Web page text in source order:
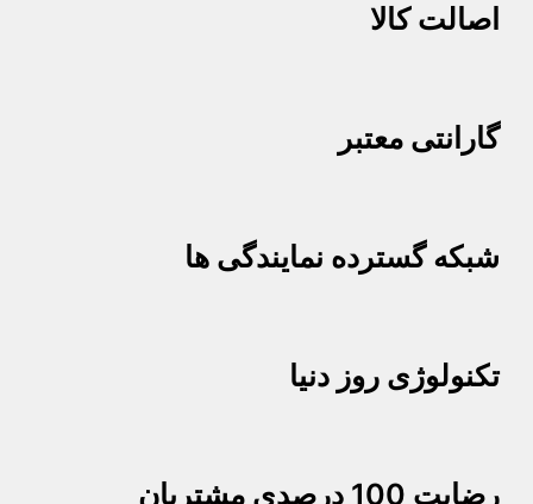
اصالت کالا
گارانتی معتبر
شبکه گسترده نمایندگی ها
تکنولوژی روز دنیا
رضایت 100 درصدی مشتریان